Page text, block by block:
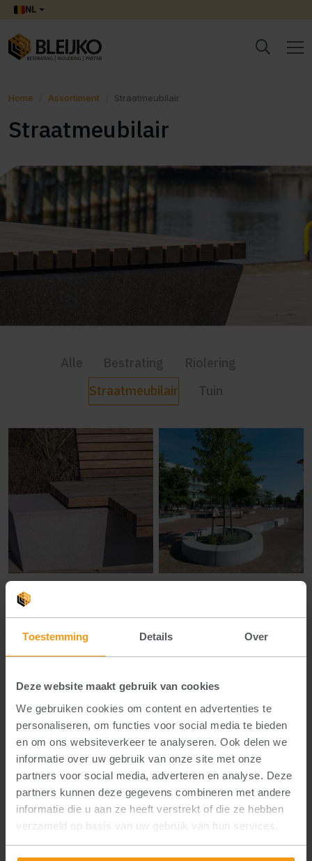
Toestemming Details Over
Deze website maakt gebruik van cookies
We gebruiken cookies om content en advertenties te
personaliseren, om functies voor social media te bieden
en om ons websiteverkeer te analyseren. Ook delen we
informatie over uw gebruik van onze site met onze
partners voor social media, adverteren en analyse. Deze
partners kunnen deze gegevens combineren met andere
informatie die u aan ze heeft verstrekt of die ze hebben
verzameld op basis van uw gebruik van hun services.
NL
Home Assortiment Straatmeubilair
Straatmeubilair
Alle Bestrating
Riolering
Straatmeubilair
Tuin
Zitbanken
Sierpalen en
sierbollen